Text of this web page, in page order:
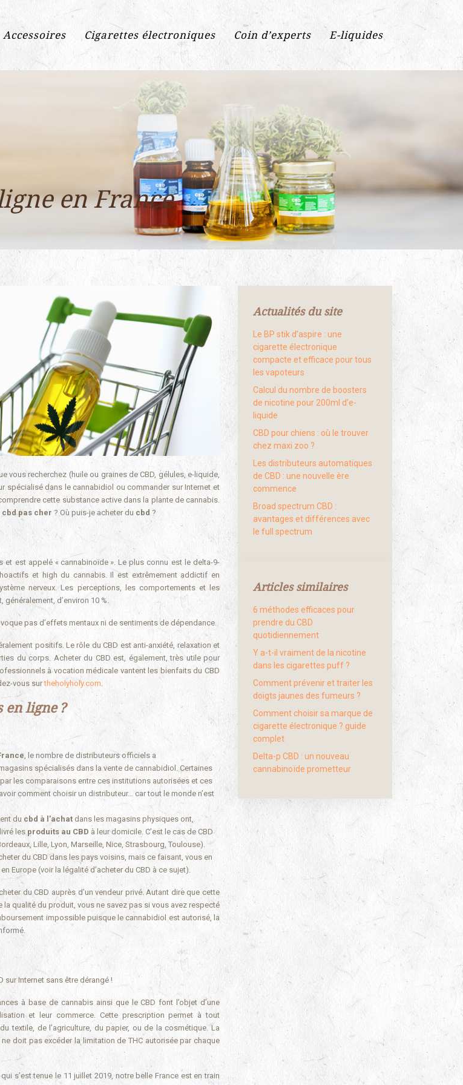
Accessoires Cigarettes électroniques Coin d’experts E-liquides
en France
vous recherchez (huile ou graines de CBD, gélules, e-liquide,
spécialisé dans le cannabidiol ou commander sur Internet et
cette substance active dans la plante de cannabis.
cbd pas cher ? Où puis-je acheter du cbd ?
est appelé « cannabinoïde ». Le plus connu est le delta-9-
et high du cannabis. Il est extrêmement addictif en
nerveux. Les perceptions, les comportements et les
d’environ 10 %.
pas d’effets mentaux ni de sentiments de dépendance.
positifs. Le rôle du CBD est anti-anxiété, relaxation et
du corps. Acheter du CBD est, également, très utile pour
à vocation médicale vantent les bienfaits du CBD
vous surtheholyholy.com.
en ligne ?
, le nombre de distributeurs officiels a
spécialisés dans la vente de cannabidiol. Certaines
les comparaisons entre ces institutions autorisées et ces
comment choisir un distributeur… car tout le monde n’est
du cbd à l’achat dans les magasins physiques ont,
les produits au CBD à leur domicile. C’est le cas de CBD
Lille, Lyon, Marseille, Nice, Strasbourg, Toulouse).
du CBD dans les pays voisins, mais ce faisant, vous en
Europe (voir la légalité d’acheter du CBD à ce sujet).
du CBD auprès d’un vendeur privé. Autant dire que cette
qualité du produit, vous ne savez pas si vous avez respecté
impossible puisque le cannabidiol est autorisé, la
sur Internet sans être dérangé !
à base de cannabis ainsi que le CBD font l’objet d’une
et leur commerce. Cette prescription permet à tout
textile, de l’agriculture, du papier, ou de la cosmétique. La
doit pas excéder la limitation de THC autorisée par chaque
s’est tenue le 11 juillet 2019, notre belle France est en train
Actualités du site
Le BP stik d’aspire : une
cigarette électronique
compacte et efficace pour tous
les vapoteurs
Calcul du nombre de boosters
de nicotine pour 200ml d’e-
liquide
CBD pour chiens : où le trouver
chez maxi zoo ?
Les distributeurs automatiques
de CBD : une nouvelle ère
commence
Broad spectrum CBD :
avantages et différences avec
le full spectrum
Articles similaires
6 méthodes efficaces pour
prendre du CBD
quotidiennement
Y a-t-il vraiment de la nicotine
dans les cigarettes puff ?
Comment prévenir et traiter les
doigts jaunes des fumeurs ?
Comment choisir sa marque de
cigarette électronique ? guide
complet
Delta-p CBD : un nouveau
cannabinoïde prometteur